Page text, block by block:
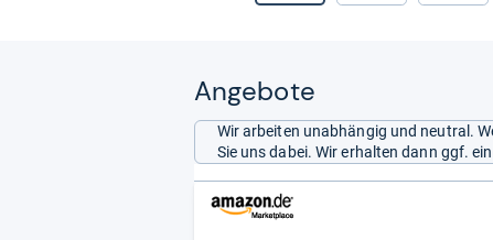
Angebote
Wir arbeiten unabhängig und neutral.
Sie uns dabei. Wir erhalten dann ggf.